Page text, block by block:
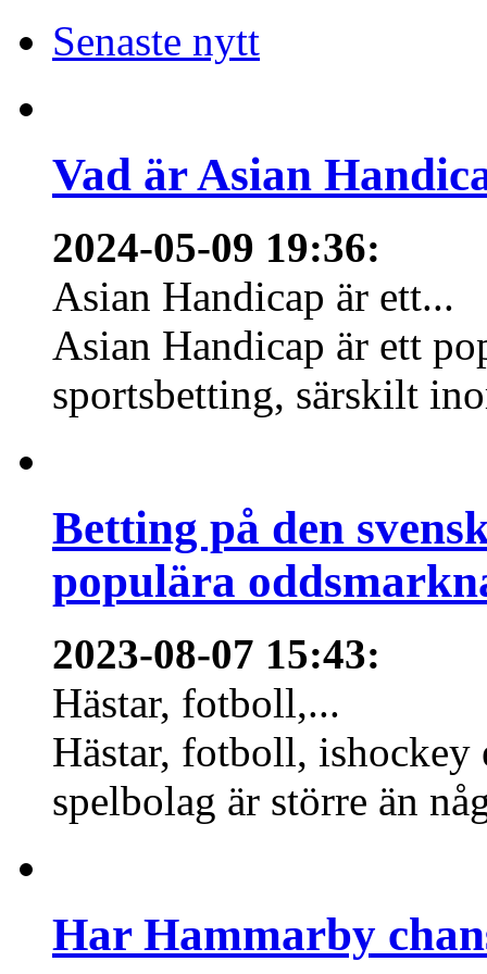
Senaste nytt
Vad är Asian
2024-05-09 19:36:
Asian Handicap är ett...
Asian Handicap är ett
sportsbetting, särskilt
Betting på den
populära
2023-08-07 15:43:
Hästar, fotboll,...
Hästar, fotboll,
spelbolag är större än
Har Hammarby